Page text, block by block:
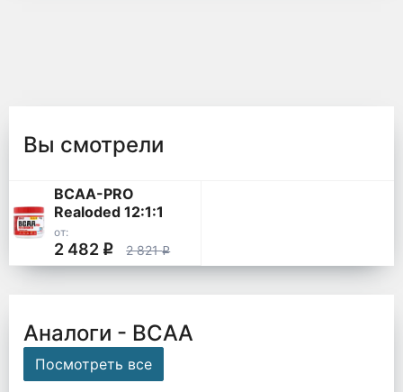
Вы смотрели
BCAA-PRO
Realoded 12:1:1
от:
2 482 q 2 821q
Аналоги - ВСАА
Посмотреть все